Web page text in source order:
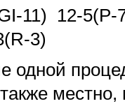
11) 12-
3)
одной